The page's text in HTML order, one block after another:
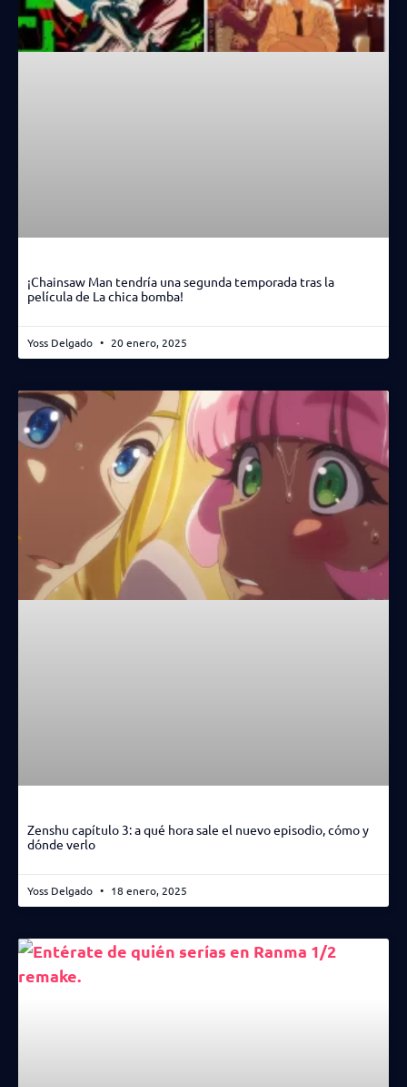
¡Chainsaw Man tendría una segunda temporada tras la
película de La chica bomba!
Yoss Delgado 20 enero, 2025
Zenshu capítulo 3: a qué hora sale el nuevo episodio, cómo y
dónde verlo
Yoss Delgado 18 enero, 2025